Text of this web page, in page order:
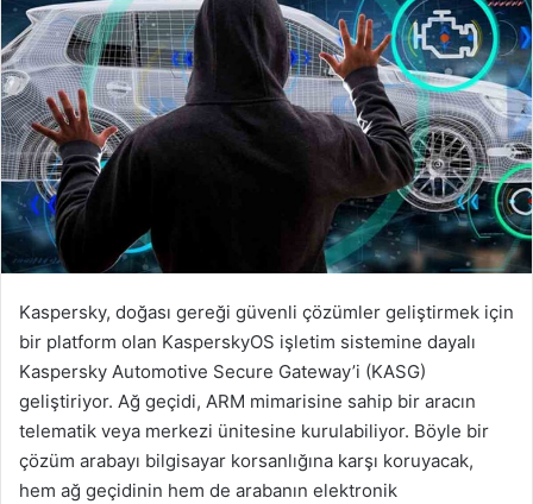
Kaspersky, doğası gereği güvenli çözümler geliştirmek için
bir platform olan KasperskyOS işletim sistemine dayalı
Kaspersky Automotive Secure Gateway’i (KASG)
geliştiriyor. Ağ geçidi, ARM mimarisine sahip bir aracın
telematik veya merkezi ünitesine kurulabiliyor. Böyle bir
çözüm arabayı bilgisayar korsanlığına karşı koruyacak,
hem ağ geçidinin hem de arabanın elektronik